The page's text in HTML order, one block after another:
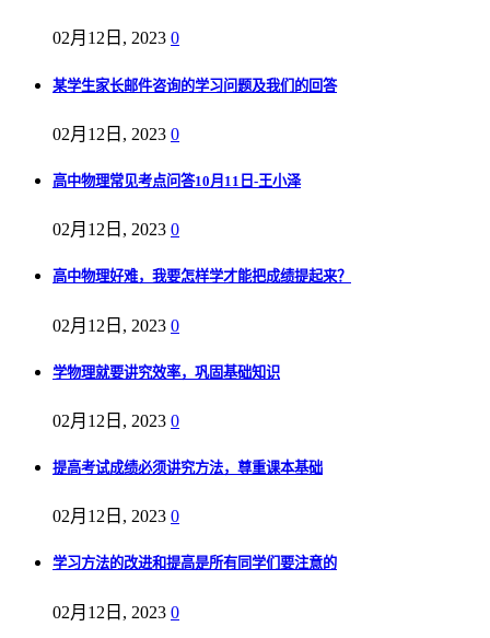
02月12日, 2023 0
某学生家长邮件咨询的学习问题及我们的回答
02月12日, 2023 0
高中物理常见考点问答10月11日-王小泽
02月12日, 2023 0
高中物理好难，我要怎样学才能把成绩提起来？
02月12日, 2023 0
学物理就要讲究效率，巩固基础知识
02月12日, 2023 0
提高考试成绩必须讲究方法，尊重课本基础
02月12日, 2023 0
学习方法的改进和提高是所有同学们要注意的
02月12日, 2023 0